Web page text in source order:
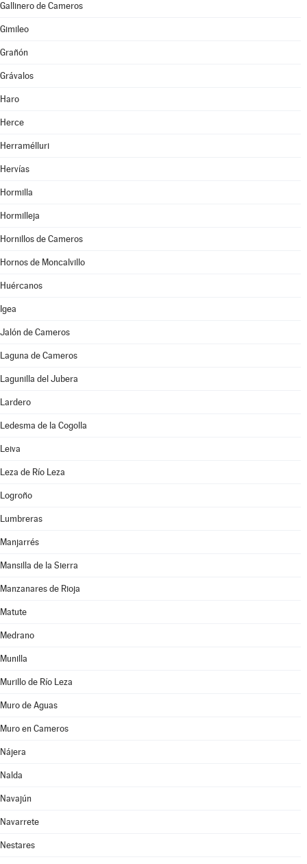
Gallinero de Cameros
Gimileo
Grañón
Grávalos
Haro
Herce
Herramélluri
Hervías
Hormilla
Hormilleja
Hornillos de Cameros
Hornos de Moncalvillo
Huércanos
Igea
Jalón de Cameros
Laguna de Cameros
Lagunilla del Jubera
Lardero
Ledesma de la Cogolla
Leiva
Leza de Río Leza
Logroño
Lumbreras
Manjarrés
Mansilla de la Sierra
Manzanares de Rioja
Matute
Medrano
Munilla
Murillo de Río Leza
Muro de Aguas
Muro en Cameros
Nájera
Nalda
Navajún
Navarrete
Nestares